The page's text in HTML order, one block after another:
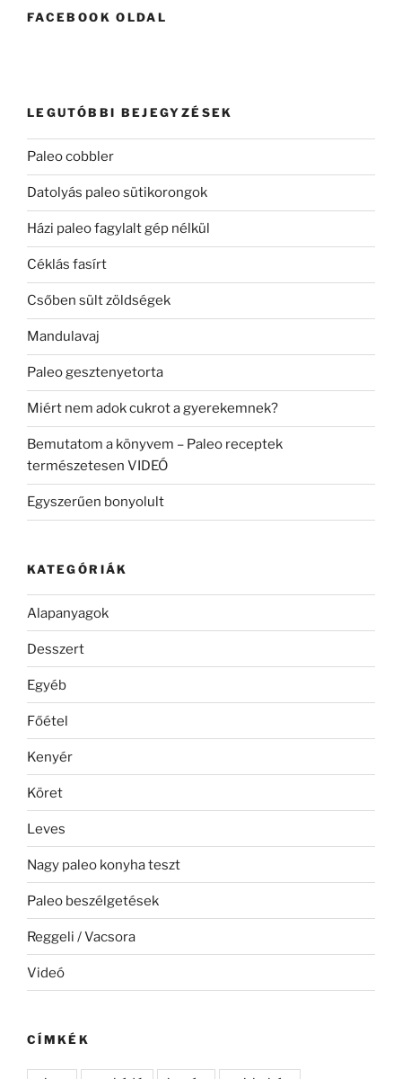
FACEBOOK OLDAL
LEGUTÓBBI BEJEGYZÉSEK
Paleo cobbler
Datolyás paleo sütikorongok
Házi paleo fagylalt gép nélkül
Céklás fasírt
Csőben sült zöldségek
Mandulavaj
Paleo gesztenyetorta
Miért nem adok cukrot a gyerekemnek?
Bemutatom a könyvem – Paleo receptek
természetesen VIDEÓ
Egyszerűen bonyolult
KATEGÓRIÁK
Alapanyagok
Desszert
Egyéb
Főétel
Kenyér
Köret
Leves
Nagy paleo konyha teszt
Paleo beszélgetések
Reggeli / Vacsora
Videó
CÍMKÉK